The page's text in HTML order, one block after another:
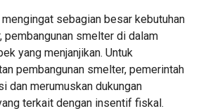
sebagian besar kebutuhan
pembangunan smelter di dalam
yang menjanjikan. Untuk
pembangunan smelter, pemerintah
dan merumuskan dukungan
terkait dengan insentif fiskal.